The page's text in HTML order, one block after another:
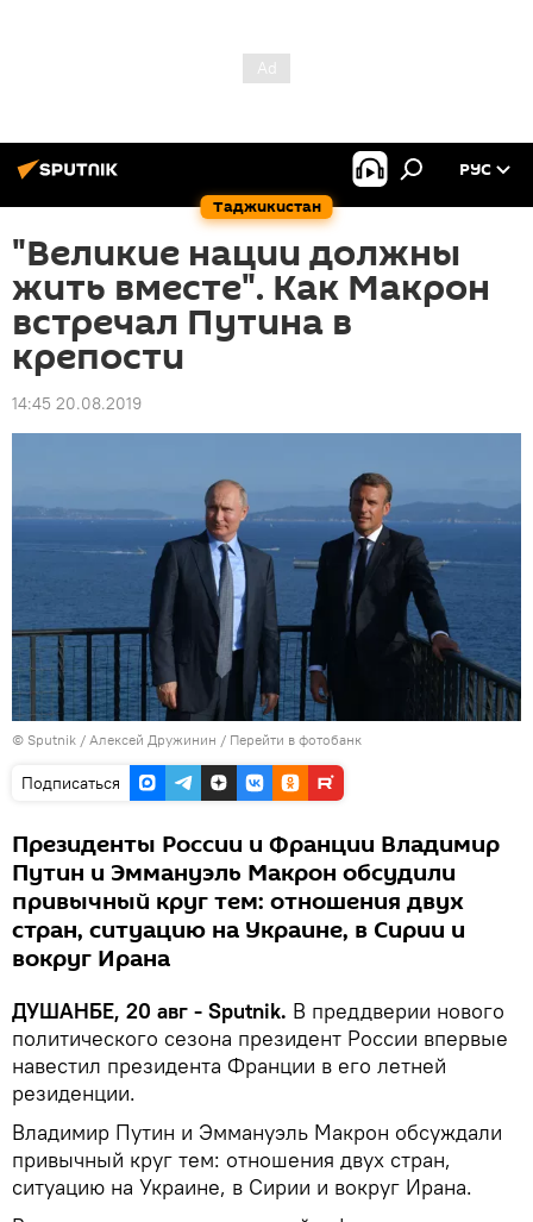
Таджикистан
РУС
"Великие нации должны
жить вместе". Как Макрон
встречал Путина в
крепости
14:45 20.08.2019
© Sputnik / Алексей Дружинин / Перейти в фотобанк
Подписаться
Президенты России и Франции Владимир
Путин и Эммануэль Макрон обсудили
привычный круг тем: отношения двух
стран, ситуацию на Украине, в Сирии и
вокруг Ирана
ДУШАНБЕ, 20 авг - Sputnik. В преддверии нового
политического сезона президент России впервые
навестил президента Франции в его летней
резиденции.
Владимир Путин и Эммануэль Макрон обсуждали
привычный круг тем: отношения двух стран,
ситуацию на Украине, в Сирии и вокруг Ирана.